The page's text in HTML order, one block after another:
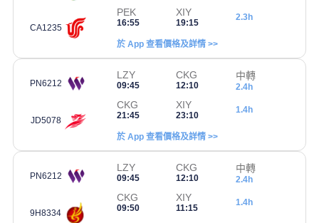
CA1235
PEK
16:55
XIY
19:15
2.3h
於 App 查看價格及詳情 >>
PN6212
LZY
09:45
CKG
12:10
中轉
2.4h
JD5078
CKG
21:45
XIY
23:10
1.4h
於 App 查看價格及詳情 >>
PN6212
LZY
09:45
CKG
12:10
中轉
2.4h
9H8334
CKG
09:50
XIY
11:15
1.4h